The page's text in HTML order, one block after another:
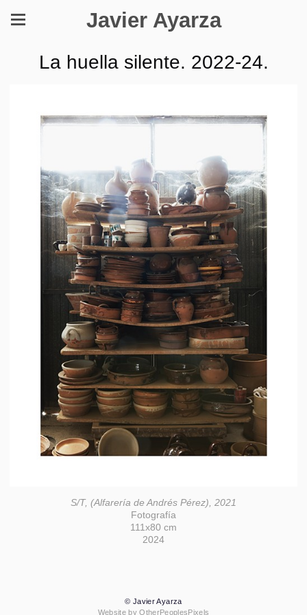
Javier Ayarza
La huella silente. 2022-24.
S/T, (Alfarería de Andrés Pérez), 2021
Fotografía
111x80 cm
2024
© Javier Ayarza
Website by OtherPeoplesPixels